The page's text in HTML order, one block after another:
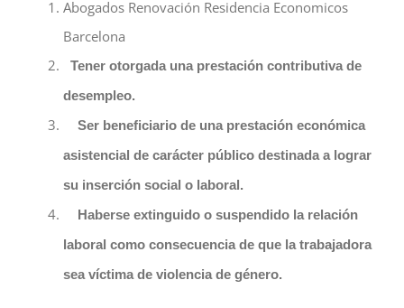
Abogados Renovación Residencia Economicos
Barcelona
Tener otorgada una prestación contributiva de
desempleo.
Ser beneficiario de una prestación económica
asistencial de carácter público destinada a lograr
su inserción social o laboral.
Haberse extinguido o suspendido la relación
laboral como consecuencia de que la trabajadora
sea víctima de violencia de género.